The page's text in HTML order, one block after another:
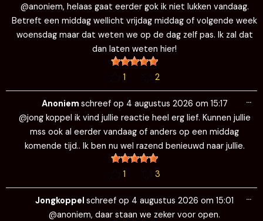
@anoniem, helaas gaat eerder gok ik niet lukken vandaag.
Betreft een middag wellicht vrijdag middag of volgende week
woensdag maar dat weten we op de dag zelf pas. Ik zal dat
dan laten weten hier!
1 2
Anoniem schreef op 4 augustus 2026 om 15:17
@jong koppel ik vind jullie reactie heel erg lief. Kunnen jullie
mss ook al eerder vandaag of anders op een middag
komende tijd.. Ik ben nu wel razend benieuwd naar jullie.
1 3
…
Jongkoppel schreef op 4 augustus 2026 om 15:01
@anoniem, daar staan we zeker voor open.
…